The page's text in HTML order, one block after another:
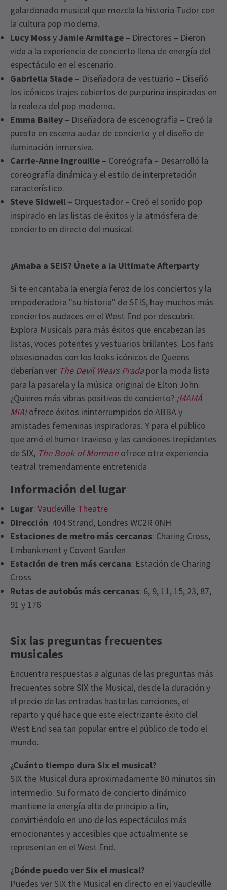
galardonado musical que mezcla la historia Tudor con
la cultura pop moderna.
Lucy MossyJamie Armitage – Directores – Dieron
vida a la experiencia de concierto llena de energía del
espectáculo en el escenario.
Gabriella Slade – Diseñadora de vestuario – Diseñó
los icónicos trajes cubiertos de purpurina inspirados en
la realeza del pop moderno.
Emma Bailey – Diseñadora de escenografía – Creó la
puesta en escena audaz de concierto y el diseño de
iluminación inmersiva.
Carrie-Anne Ingrouille – Coreógrafa – Desarrolló la
coreografía dinámica y el estilo de interpretación
característico.
Steve Sidwell – Orquestador – Creó el sonido pop
inspirado en las listas de éxitos y la atmósfera de
concierto en directo del musical.
¿Amaba a SEIS? Únete a la Ultimate Afterparty
Si te encantaba la energía feroz de los conciertos y la
empoderadora "su historia" de SEIS, hay muchos más
conciertos audaces en el West End por descubrir.
Explora Musicals para más éxitos que encabezan las
listas, voces potentes y vestuarios brillantes. Los fans
obsesionados con los looks icónicos de Queens
deberían ver The Devil Wears Pradapor la moda lista
para la pasarela y la música original de Elton John.
¿Quieres más vibras positivas de concierto? ¡MAMÁ
MIA!ofrece éxitos ininterrumpidos de ABBA y
amistades femeninas inspiradoras. Y para el público
que amó el humor travieso y las canciones trepidantes
de SIX, The Book of Mormon ofrece otra experiencia
teatral tremendamente entretenida
Información del lugar
Lugar: Vaudeville Theatre
Dirección: 404 Strand, Londres WC2R 0NH
Estaciones de metro más cercanas: Charing Cross,
Embankment y Covent Garden
Estación de tren más cercana: Estación de Charing
Cross
Rutas de autobús más cercanas: 6, 9, 11, 15, 23, 87,
91 y 176
Six las preguntas frecuentes
musicales
Encuentra respuestas a algunas de las preguntas más
frecuentes sobre SIX the Musical, desde la duración y
el precio de las entradas hasta las canciones, el
reparto y qué hace que este electrizante éxito del
West End sea tan popular entre el público de todo el
mundo.
¿Cuánto tiempo dura Six el musical?
SIX the Musical dura aproximadamente 80 minutos sin
intermedio. Su formato de concierto dinámico
mantiene la energía alta de principio a fin,
convirtiéndolo en uno de los espectáculos más
emocionantes y accesibles que actualmente se
representan en el West End.
¿Dónde puedo ver Six el musical?
Puedes ver SIX the Musical en directo en el Vaudeville